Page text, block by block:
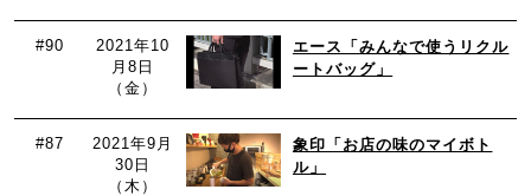
#90
2021年10
月8日
（金）
エース「みんなで使うリクル
ートバッグ」
#87
2021年9月
30日
（木）
象印「お店の味のマイボト
ル」